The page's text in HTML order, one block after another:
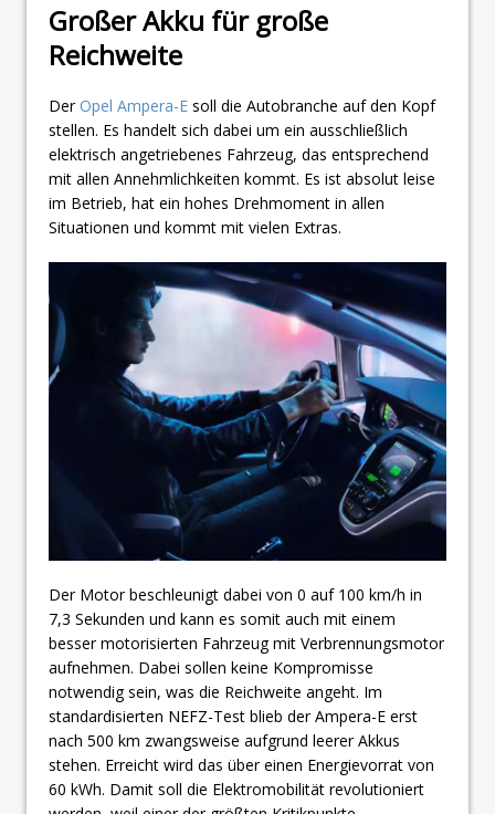
Großer Akku für große
Reichweite
DerOpel Ampera-E soll die Autobranche auf den Kopf
stellen. Es handelt sich dabei um ein ausschließlich
elektrisch angetriebenes Fahrzeug, das entsprechend
mit allen Annehmlichkeiten kommt. Es ist absolut leise
im Betrieb, hat ein hohes Drehmoment in allen
Situationen und kommt mit vielen Extras.
Der Motor beschleunigt dabei von 0 auf 100 km/h in
7,3 Sekunden und kann es somit auch mit einem
besser motorisierten Fahrzeug mit Verbrennungsmotor
aufnehmen. Dabei sollen keine Kompromisse
notwendig sein, was die Reichweite angeht. Im
standardisierten NEFZ-Test blieb der Ampera-E erst
nach 500 km zwangsweise aufgrund leerer Akkus
stehen. Erreicht wird das über einen Energievorrat von
60 kWh. Damit soll die Elektromobilität revolutioniert